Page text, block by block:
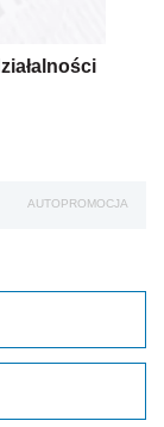
AUTOPROMOCJA